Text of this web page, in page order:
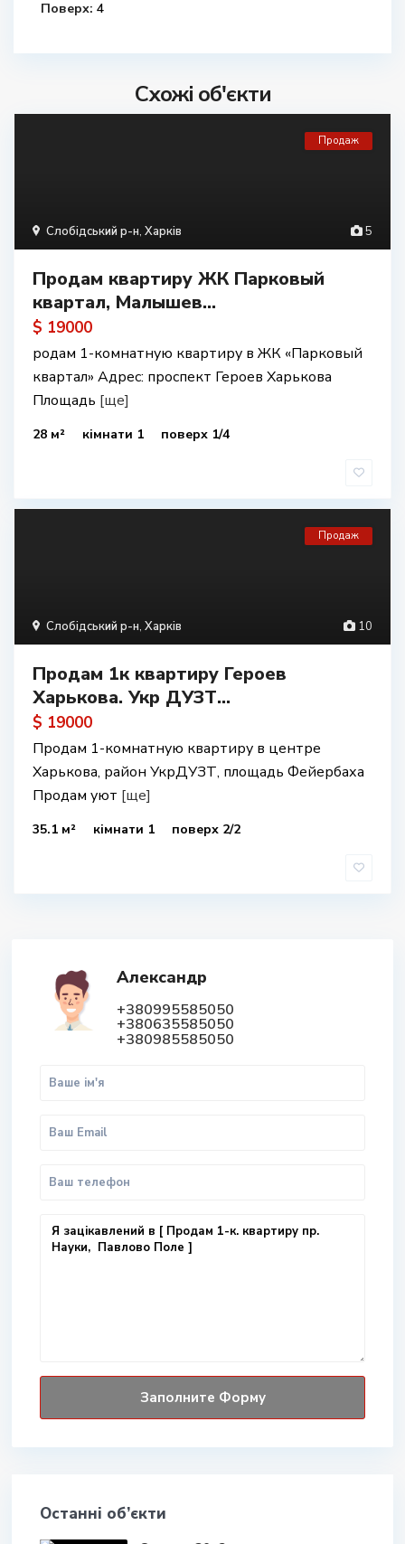
Поверх: 4
Схожі об'єкти
5
Слобідський р-н, Харків
Продаж
Продам квартиру ЖК Парковый
квартал, Малышев...
$ 19000
родам 1-комнатную квартиру в ЖК «Парковый
квартал» Адрес: проспект Героев Харькова
Площадь [ще]
28 м² кімнати 1 поверх 1/4
10
Слобідський р-н, Харків
Продаж
Продам 1к квартиру Героев
Харькова. Укр ДУЗТ...
$ 19000
Продам 1-комнатную квартиру в центре
Харькова, район УкрДУЗТ, площадь Фейербаха
Продам уют [ще]
35.1 м² кімнати 1 поверх 2/2
Александр
+380995585050
+380635585050
+380985585050
Останні об’єкти